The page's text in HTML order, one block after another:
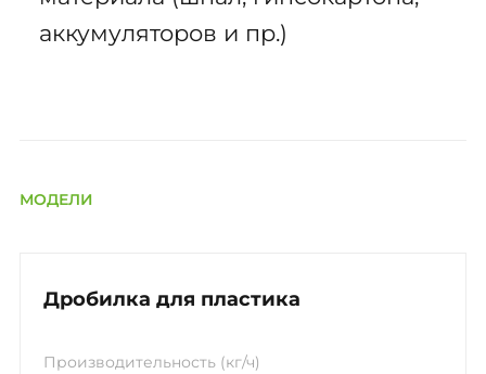
аккумуляторов и пр.)
МОДЕЛИ
Дробилка для пластика
Производительность (кг/ч)